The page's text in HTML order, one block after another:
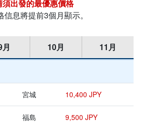
須
信息將提前3個月顯示。
月 10月 11月
宮城 10,400 JPY
福島 9,500 JPY